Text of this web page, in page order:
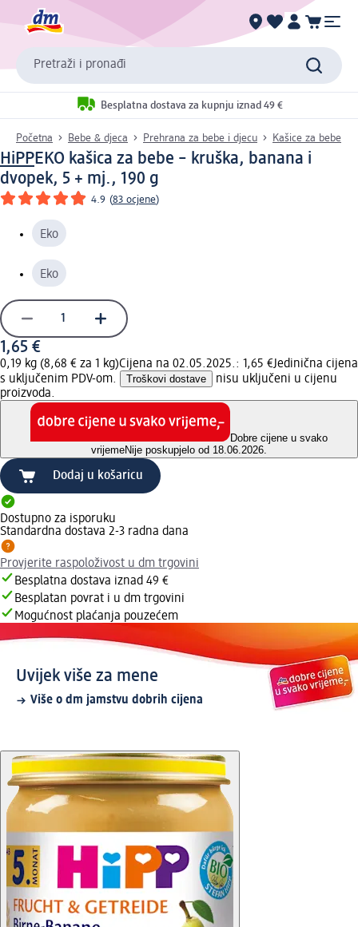
Pretraži i pronađi
Besplatna dostava za kupnju iznad 49 €
Početna Bebe & djeca Prehrana za bebe i djecu Kašice za bebe
HiPPEKO kašica za bebe – kruška, banana i
dvopek, 5 + mj., 190 g
4.9 (83 ocjene)
Eko
Eko
1,65 €
0,19 kg (8,68 € za 1 kg)Cijena na 02.05.2025.: 1,65 €Jedinična cijena
s uključenim PDV-om.
Troškovi dostave
nisu uključeni u cijenu
proizvoda.
Dobre cijene u svako
vrijemeNije poskupjelo od 18.06.2026.
Dodaj u košaricu
Dostupno za isporuku
Standardna dostava 2-3 radna dana
Provjerite raspoloživost u dm trgovini
Besplatna dostava iznad 49 €
Besplatan povrat i u dm trgovini
Mogućnost plaćanja pouzećem
Uvijek više za mene
Više o dm jamstvu dobrih cijena